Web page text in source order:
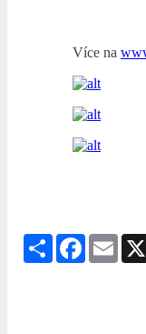
Více na
Share Facebook